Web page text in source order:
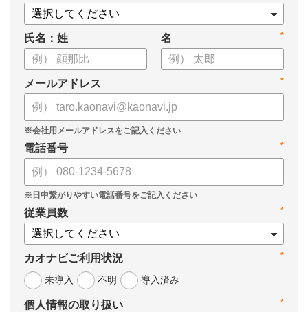
氏名：姓 *
名
*
メールアドレス
*
電話番号
*
従業員数
*
カオナビご利用状況
未導入
不明 導入済み
*
個人情報の取り扱い